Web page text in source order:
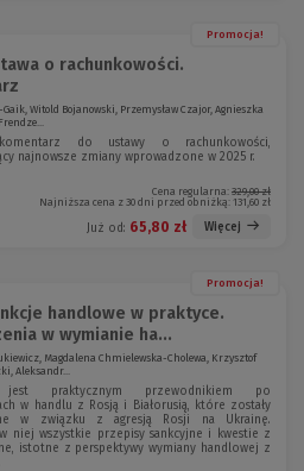
Promocja!
o rachunkowości.
Gaik, Witold Bojanowski, Przemysław Czajor, Agnieszka
do ustawy o rachunkowości,
najnowsze zmiany wprowadzone w 2025 r.
Cena regularna: 329,00 zł
Najniższa cena z 30 dni przed obniżką: 131,60 zł
Już od: 65,80 zł Więcej
Promocja!
handlowe w praktyce.
w wymianie ha...
Magdalena Chmielewska-Cholewa, Krzysztof
Aleksandr...
jest praktycznym przewodnikiem po
w handlu z Rosją i Białorusią, które zostały
w związku z agresją Rosji na Ukrainę.
niej wszystkie przepisy sankcyjne i kwestie z
istotne z perspektywy wymiany handlowej z